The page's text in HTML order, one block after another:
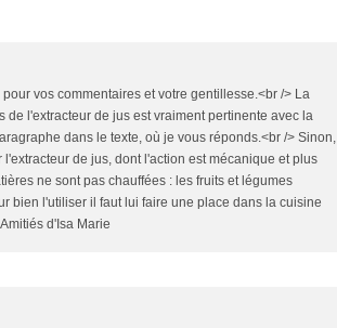
vos commentaires et votre gentillesse.<br /> La
de l'extracteur de jus est vraiment pertinente avec la
dans le texte, où je vous réponds.<br /> Sinon,
de jus, dont l'action est mécanique et plus
ne sont pas chauffées : les fruits et légumes
bien l'utiliser il faut lui faire une place dans la cuisine
d'Isa Marie